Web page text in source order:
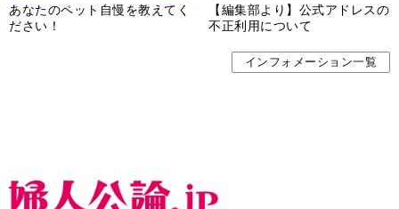
あなたのペット自慢を教えてく
ださい！
【編集部より】公式アドレスの
不正利用について
インフォメーション一覧